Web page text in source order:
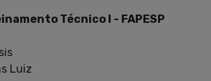
Técnico I - FAPESP
Luiz